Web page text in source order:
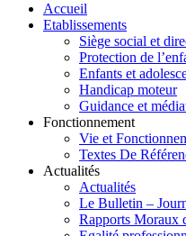
Accueil
Etablissements
Siège social et
Protection de
Enfants et
Handicap moteur
Guidance et
Fonctionnement
Vie et
Textes De
Actualités
Actualités
Le Bulletin –
Rapports Moraux